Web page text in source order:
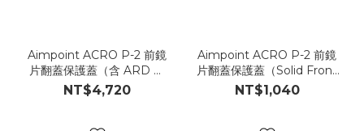
Aimpoint ACRO P-2 前鏡
片翻蓋保護蓋（含 ARD 抗
反光濾網｜Solid Flip-Up
Lens Cover）
NT$4,720
Aimpoint ACRO P-2 前鏡
片翻蓋保護蓋（Solid Front
Flip-Up Lens Cover）
NT$1,040